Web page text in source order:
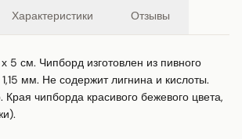
Характеристики Отзывы
5 см. Чипборд изготовлен из пивного
мм. Не содержит лигнина и кислоты.
Края чипборда красивого бежевого цвета,